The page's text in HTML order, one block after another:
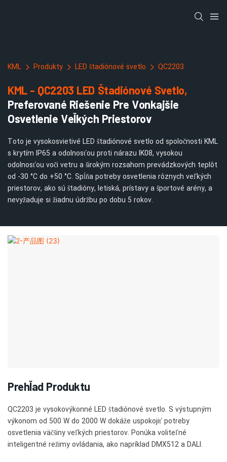
KML Produkty LED štadiónové svetlo QC2203
KML - QC2203 LED Štadiónové Svetlo,
Preferované Riešenie Pre Vonkajšie
Osvetlenie Veľkých Priestorov
Toto je vysokosvietivé LED štadiónové svetlo od spoločnosti KML
s krytím IP65 a odolnosťou proti nárazu IK08, vysokou
odolnosťou voči vetru a širokým rozsahom prevádzkových teplôt
od -30 °C do +50 °C. Spĺňa potreby osvetlenia rôznych veľkých
priestorov, ako sú štadióny, letiská, prístavy a športové arény, a
nevyžaduje si žiadnu údržbu po dobu 5 rokov.
Prehľad Produktu
QC2203 je vysokovýkonné LED štadiónové svetlo. S výstupným
výkonom od 500 W do 2000 W dokáže uspokojiť potreby
osvetlenia väčšiny veľkých priestorov. Ponúka voliteľné
inteligentné režimy ovládania, ako napríklad DMX512 a DALI.